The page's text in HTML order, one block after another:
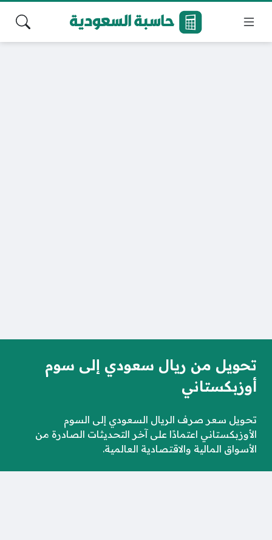
تحويل من ريال سعودي إلى سوم
أوزبكستاني
تحويل سعر صرف الريال السعودي إلى السوم
الأوزبكستاني اعتمادًا على آخر التحديثات الصادرة من
الأسواق المالية والاقتصادية العالمية.